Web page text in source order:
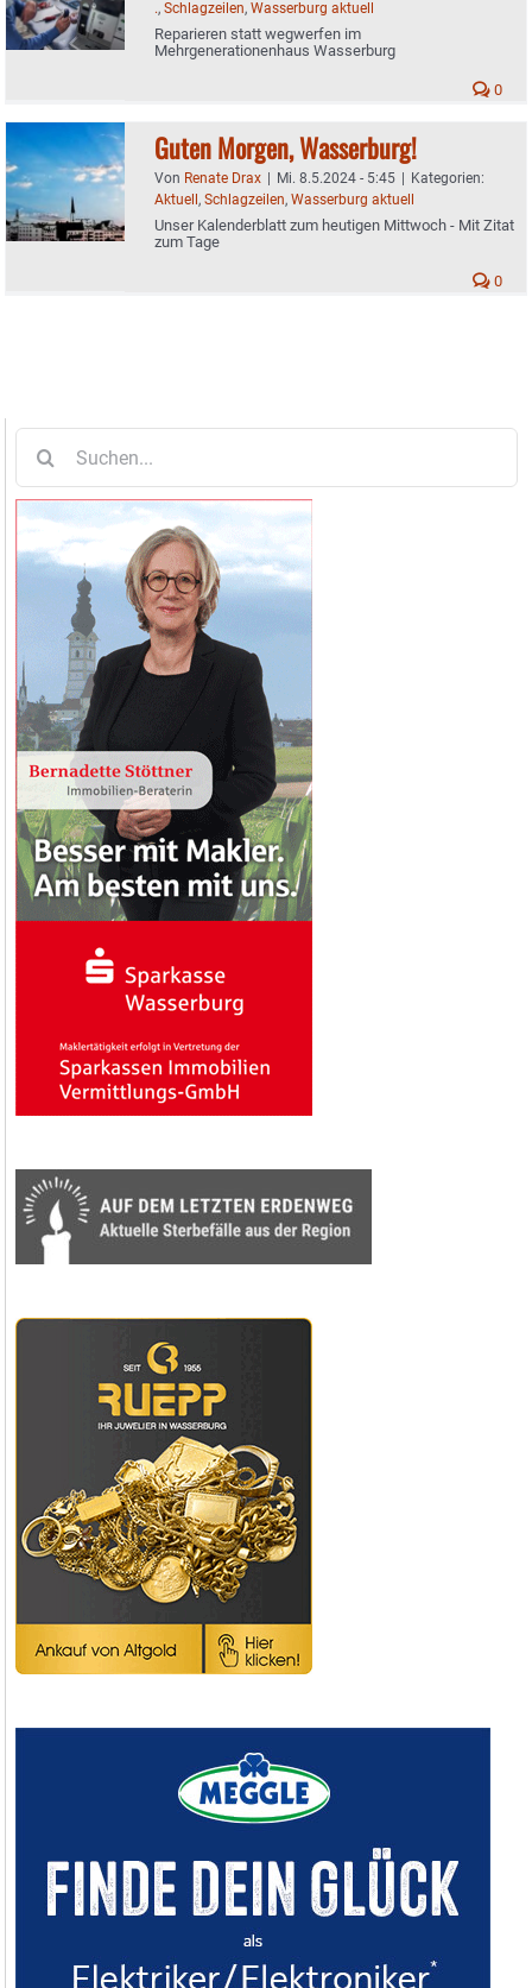
., Schlagzeilen, Wasserburg aktuell
Reparieren statt wegwerfen im
Mehrgenerationenhaus Wasserburg
0
Guten Morgen, Wasserburg!
Von Renate Drax | Mi. 8.5.2024 - 5:45 | Kategorien:
Aktuell, Schlagzeilen, Wasserburg aktuell
Unser Kalenderblatt zum heutigen Mittwoch - Mit Zitat
zum Tage
0
nach: